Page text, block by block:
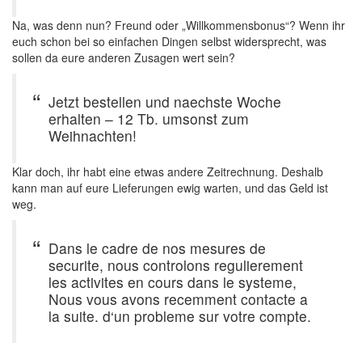
Na, was denn nun? Freund oder „Willkommensbonus“? Wenn ihr
euch schon bei so einfachen Dingen selbst widersprecht, was
sollen da eure anderen Zusagen wert sein?
Jetzt bestellen und naechste Woche
erhalten – 12 Tb. umsonst zum
Weihnachten!
Klar doch, ihr habt eine etwas andere Zeitrechnung. Deshalb
kann man auf eure Lieferungen ewig warten, und das Geld ist
weg.
Dans le cadre de nos mesures de
securite, nous controlons regulierement
les activites en cours dans le systeme,
Nous vous avons recemment contacte a
la suite. d‘un probleme sur votre compte.